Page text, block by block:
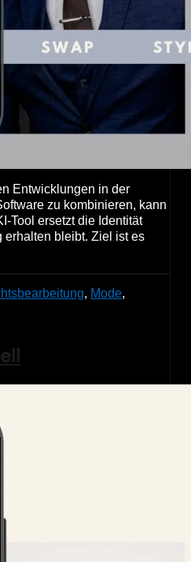
Entwicklungen in der
zu kombinieren, kann
Tool ersetzt die Identität
erhalten bleibt. Ziel ist es
Mode